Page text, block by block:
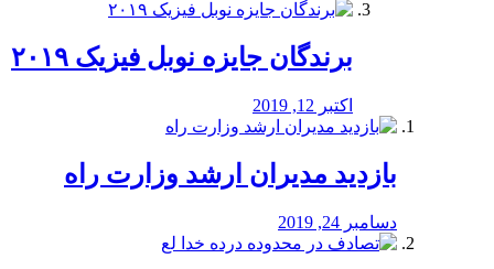
برندگان جایزه نوبل فیزیک ۲۰۱۹
اکتبر 12, 2019
بازدید مدیران ارشد وزارت راه
دسامبر 24, 2019